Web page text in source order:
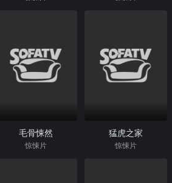
毛骨悚然
惊悚片
猛虎之家
惊悚片